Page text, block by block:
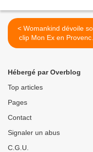
< Womankind dévoile son
clip Mon Ex en Provence
avec en invité Carton,
Hébergé par Overblog
Top articles
Pages
Contact
Signaler un abus
C.G.U.